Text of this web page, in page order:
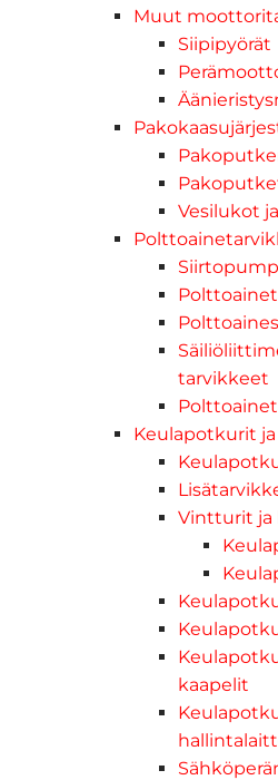
Muut
Siipipyörät
Vesilukot
tarvikkeet
Keulapotkurit
Vintturit ja
kaapelit